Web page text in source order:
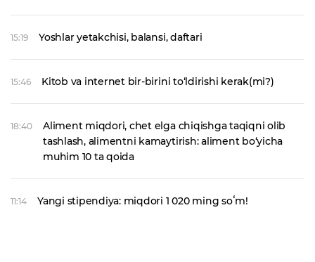
15:19 Yoshlar yetakchisi, balansi, daftari
15:46 Kitob va internet bir-birini to‘ldirishi kerak(mi?)
18:40
Aliment miqdori, chet elga chiqishga taqiqni olib
tashlash, alimentni kamaytirish: aliment bo‘yicha
muhim 10 ta qoida
11:14 Yangi stipendiya: miqdori 1 020 ming soʻm!